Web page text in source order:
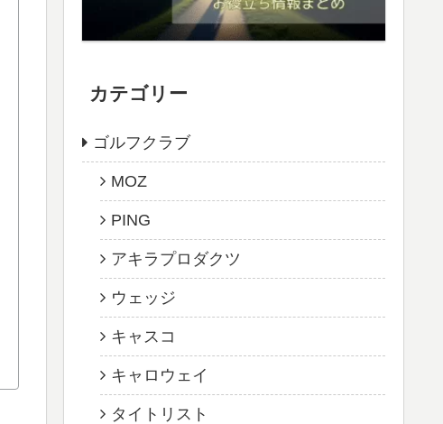
カテゴリー
ゴルフクラブ
MOZ
PING
アキラプロダクツ
ウェッジ
キャスコ
キャロウェイ
タイトリスト